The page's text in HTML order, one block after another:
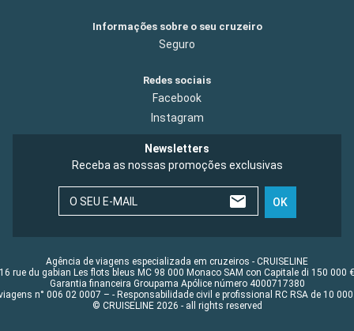
Informações sobre o seu cruzeiro
Seguro
Redes sociais
Facebook
Instagram
Newsletters
Receba as nossas promoções exclusivas
O SEU E-MAIL OK
Agência de viagens especializada em cruzeiros - CRUISELINE
16 rue du gabian Les flots bleus MC 98 000 Monaco SAM con Capitale di 150 000 €
Garantia financeira Groupama Apólice número 4000717380
n° 006 02 0007 – - Responsabilidade civil e profissional RC RSA de 10 000
© CRUISELINE 2026 - all rights reserved